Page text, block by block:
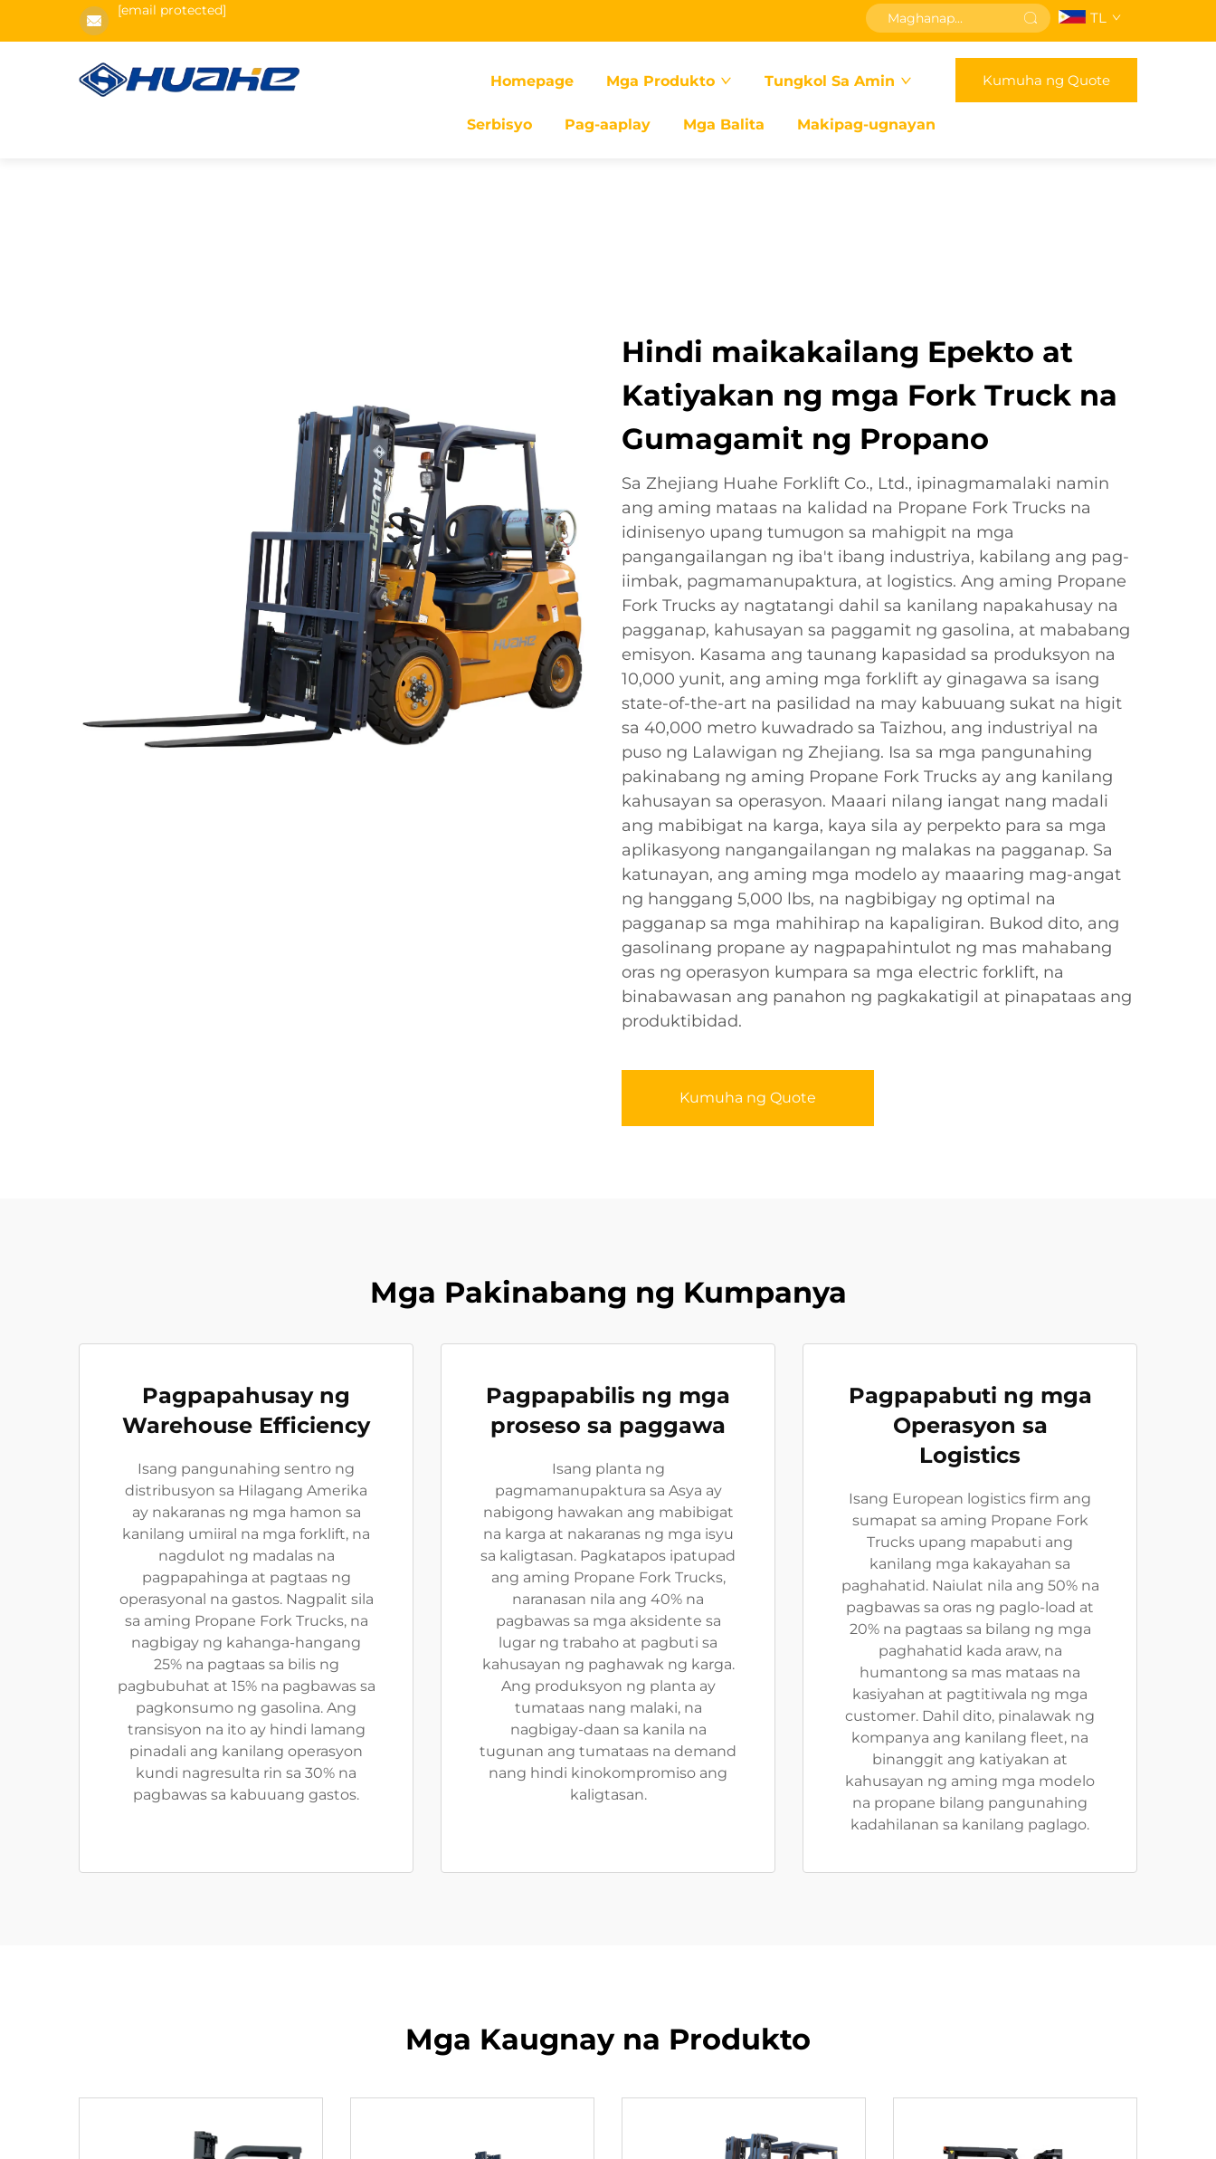
[email protected] TL
Homepage Mga Produkto Tungkol Sa Amin
Serbisyo Pag-aaplay Mga Balita Makipag-ugnayan
Kumuha ng Quote
Hindi maikakailang Epekto at
Katiyakan ng mga Fork Truck na
Gumagamit ng Propano
Sa Zhejiang Huahe Forklift Co., Ltd., ipinagmamalaki namin
ang aming mataas na kalidad na Propane Fork Trucks na
idinisenyo upang tumugon sa mahigpit na mga
pangangailangan ng iba't ibang industriya, kabilang ang pag-
iimbak, pagmamanupaktura, at logistics. Ang aming Propane
Fork Trucks ay nagtatangi dahil sa kanilang napakahusay na
pagganap, kahusayan sa paggamit ng gasolina, at mababang
emisyon. Kasama ang taunang kapasidad sa produksyon na
10,000 yunit, ang aming mga forklift ay ginagawa sa isang
state-of-the-art na pasilidad na may kabuuang sukat na higit
sa 40,000 metro kuwadrado sa Taizhou, ang industriyal na
puso ng Lalawigan ng Zhejiang. Isa sa mga pangunahing
pakinabang ng aming Propane Fork Trucks ay ang kanilang
kahusayan sa operasyon. Maaari nilang iangat nang madali
ang mabibigat na karga, kaya sila ay perpekto para sa mga
aplikasyong nangangailangan ng malakas na pagganap. Sa
katunayan, ang aming mga modelo ay maaaring mag-angat
ng hanggang 5,000 lbs, na nagbibigay ng optimal na
pagganap sa mga mahihirap na kapaligiran. Bukod dito, ang
gasolinang propane ay nagpapahintulot ng mas mahabang
oras ng operasyon kumpara sa mga electric forklift, na
binabawasan ang panahon ng pagkakatigil at pinapataas ang
produktibidad.
Kumuha ng Quote
Mga Pakinabang ng Kumpanya
Pagpapahusay ng
Warehouse Efficiency
Isang pangunahing sentro ng
distribusyon sa Hilagang Amerika
ay nakaranas ng mga hamon sa
kanilang umiiral na mga forklift, na
nagdulot ng madalas na
pagpapahinga at pagtaas ng
operasyonal na gastos. Nagpalit sila
sa aming Propane Fork Trucks, na
nagbigay ng kahanga-hangang
25% na pagtaas sa bilis ng
pagbubuhat at 15% na pagbawas sa
pagkonsumo ng gasolina. Ang
transisyon na ito ay hindi lamang
pinadali ang kanilang operasyon
kundi nagresulta rin sa 30% na
pagbawas sa kabuuang gastos.
Pagpapabilis ng mga
proseso sa paggawa
Isang planta ng
pagmamanupaktura sa Asya ay
nabigong hawakan ang mabibigat
na karga at nakaranas ng mga isyu
sa kaligtasan. Pagkatapos ipatupad
ang aming Propane Fork Trucks,
naranasan nila ang 40% na
pagbawas sa mga aksidente sa
lugar ng trabaho at pagbuti sa
kahusayan ng paghawak ng karga.
Ang produksyon ng planta ay
tumataas nang malaki, na
nagbigay-daan sa kanila na
tugunan ang tumataas na demand
nang hindi kinokompromiso ang
kaligtasan.
Pagpapabuti ng mga
Operasyon sa
Logistics
Isang European logistics firm ang
sumapat sa aming Propane Fork
Trucks upang mapabuti ang
kanilang mga kakayahan sa
paghahatid. Naiulat nila ang 50% na
pagbawas sa oras ng paglo-load at
20% na pagtaas sa bilang ng mga
paghahatid kada araw, na
humantong sa mas mataas na
kasiyahan at pagtitiwala ng mga
customer. Dahil dito, pinalawak ng
kompanya ang kanilang fleet, na
binanggit ang katiyakan at
kahusayan ng aming mga modelo
na propane bilang pangunahing
kadahilanan sa kanilang paglago.
Mga Kaugnay na Produkto